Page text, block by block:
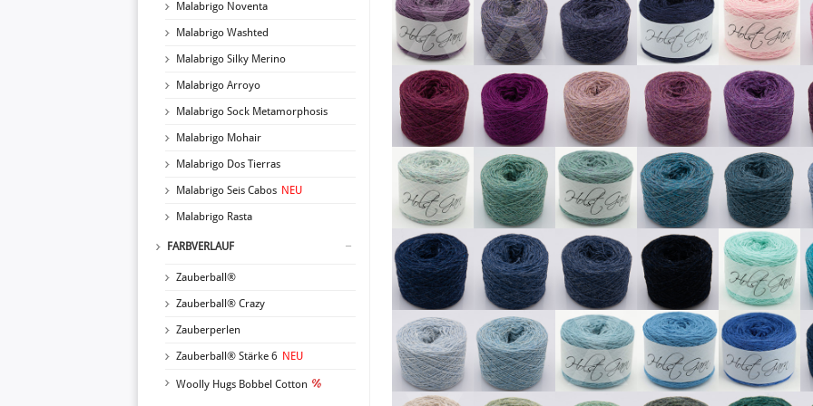
Malabrigo Noventa
Malabrigo Washted
Malabrigo Silky Merino
Malabrigo Arroyo
Malabrigo Sock Metamorphosis
Malabrigo Mohair
Malabrigo Dos Tierras
Malabrigo Seis Cabos NEU
Malabrigo Rasta
FARBVERLAUF
Zauberball®
Zauberball® Crazy
Zauberperlen
Zauberball® Stärke 6 NEU
Woolly Hugs Bobbel Cotton
X X
X
X